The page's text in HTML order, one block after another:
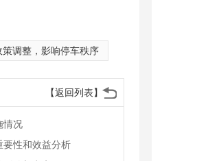
调整，影响停车秩序
【返回列表】
情况
要性和效益分析